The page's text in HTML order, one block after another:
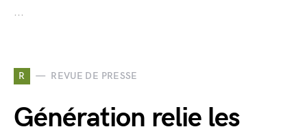
...
R REVUE DE PRESSE
Génération relie les